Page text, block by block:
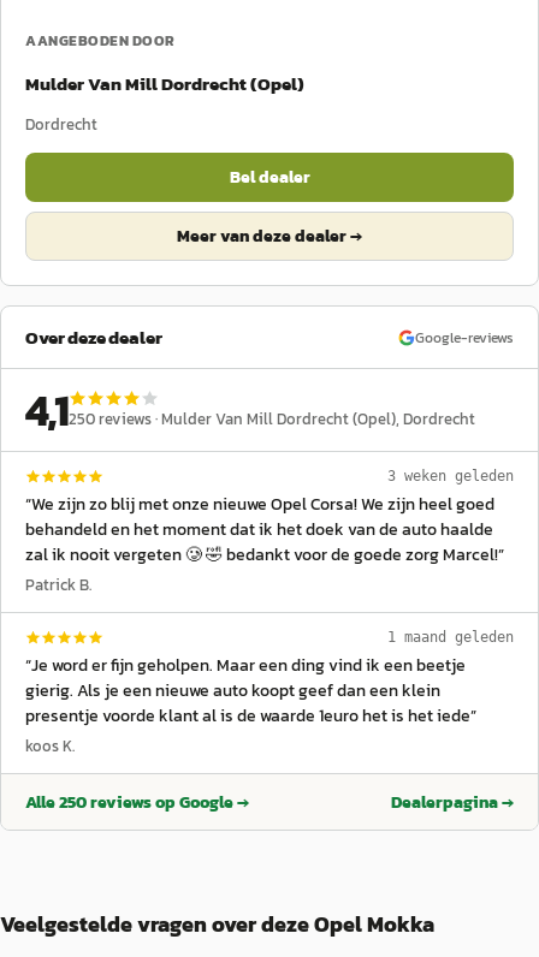
AANGEBODEN DOOR
Mulder Van Mill Dordrecht (Opel)
Dordrecht
Bel dealer
Meer van deze dealer →
Over deze dealer Google-reviews
4,1250reviews ·Mulder Van Mill Dordrecht (Opel), Dordrecht
3 weken geleden
“We zijn zo blij met onze nieuwe Opel Corsa! We zijn heel goed
behandeld en het moment dat ik het doek van de auto haalde
zal ik nooit vergeten 🥲 🤣 bedankt voor de goede zorg Marcel!”
Patrick B.
1 maand geleden
“Je word er fijn geholpen. Maar een ding vind ik een beetje
gierig. Als je een nieuwe auto koopt geef dan een klein
presentje voorde klant al is de waarde 1euro het is het iede”
koos K.
Alle250reviews op Google → Dealerpagina →
Veelgestelde vragen over deze Opel Mokka